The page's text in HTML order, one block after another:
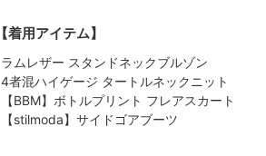
【着用アイテム】
ラムレザー スタンドネックブルゾン
4者混ハイゲージ タートルネックニット
【BBM】ボトルプリント フレアスカート
【stilmoda】サイドゴアブーツ